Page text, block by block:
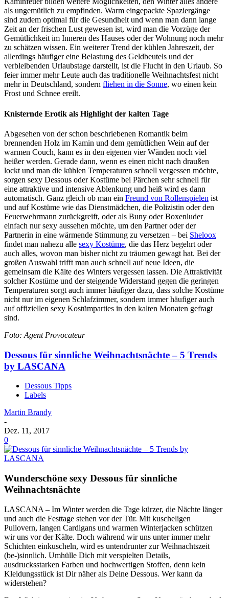
als ungemütlich zu empfinden. Warm eingepackte Spaziergänge
sind zudem optimal für die Gesundheit und wenn man dann lange
Zeit an der frischen Lust gewesen ist, wird man die Vorzüge der
Gemütlichkeit im Inneren des Hauses oder der Wohnung noch mehr
zu schätzen wissen. Ein weiterer Trend der kühlen Jahreszeit, der
allerdings häufiger eine Belastung des Geldbeutels und der
verbleibenden Urlaubstage darstellt, ist die Flucht in den Urlaub. So
feier immer mehr Leute auch das traditionelle Weihnachtsfest nicht
mehr in Deutschland, sondern fliehen in die Sonne, wo einen kein
Frost und Schnee ereilt.
Knisternde Erotik als Highlight der kalten Tage
Abgesehen von der schon beschriebenen Romantik beim
brennenden Holz im Kamin und dem gemütlichen Wein auf der
warmen Couch, kann es in den eigenen vier Wänden noch viel
heißer werden. Gerade dann, wenn es einen nicht nach draußen
lockt und man die kühlen Temperaturen schnell vergessen möchte,
sorgen sexy Dessous oder Kostüme bei Pärchen sehr schnell für
eine attraktive und intensive Ablenkung und heiß wird es dann
automatisch. Ganz gleich ob man ein Freund von Rollenspielen ist
und auf Kostüme wie das Dienstmädchen, die Polizistin oder den
Feuerwehrmann zurückgreift, oder als Buny oder Boxenluder
einfach nur sexy aussehen möchte, um den Partner oder der
Partnerin in eine wärmende Stimmung zu versetzen – bei Sheloox
findet man nahezu alle sexy Kostüme, die das Herz begehrt oder
auch alles, wovon man bisher nicht zu träumen gewagt hat. Bei der
großen Auswahl trifft man auch schnell auf neue Ideen, die
gemeinsam die Kälte des Winters vergessen lassen. Die Attraktivität
solcher Kostüme und der steigende Widerstand gegen die geringen
Temperaturen sorgt auch immer häufiger dazu, dass solche Kostüme
nicht nur im eigenen Schlafzimmer, sondern immer häufiger auch
auf offiziellen sexy Kostümparties in den kalten Monaten gefragt
sind.
Foto: Agent Provocateur
Dessous für sinnliche Weihnachtsnächte – 5 Trends
by LASCANA
Dessous Tipps
Labels
Martin Brandy
-
Dez. 11, 2017
0
Wunderschöne sexy Dessous für sinnliche
Weihnachtsnächte
LASCANA – Im Winter werden die Tage kürzer, die Nächte länger
und auch die Festtage stehen vor der Tür. Mit kuscheligen
Pullovern, langen Cardigans und warmen Winterjacken schützen
wir uns vor der Kälte. Doch während wir uns unter immer mehr
Schichten einkuscheln, wird es untendrunter zur Weihnachtszeit
(be-)sinnlich. Umhülle Dich mit verspielten Details,
ausdrucksstarken Farben und hochwertigen Stoffen, denn kein
Kleidungsstück ist Dir näher als Deine Dessous. Wer kann da
widerstehen?